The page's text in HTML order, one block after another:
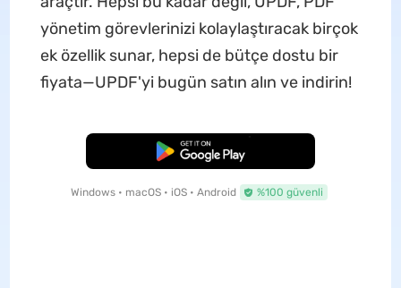
yönetim görevlerinizi kolaylaştıracak birçok
ek özellik sunar, hepsi de bütçe dostu bir
fiyata—UPDF'yi bugün satın alın ve indirin!
Ücretsiz İndirme
Windows • macOS • iOS • Android %100 güvenli